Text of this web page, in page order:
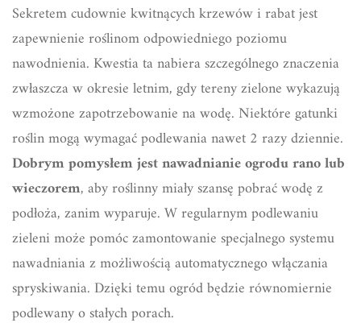
Sekretem cudownie kwitnących krzewów i rabat jest
zapewnienie roślinom odpowiedniego poziomu
nawodnienia. Kwestia ta nabiera szczególnego znaczenia
zwłaszcza w okresie letnim, gdy tereny zielone wykazują
wzmożone zapotrzebowanie na wodę. Niektóre gatunki
roślin mogą wymagać podlewania nawet 2 razy dziennie.
Dobrym pomysłem jest nawadnianie ogrodu rano lub
wieczorem, aby roślinny miały szansę pobrać wodę z
podłoża, zanim wyparuje. W regularnym podlewaniu
zieleni może pomóc zamontowanie specjalnego systemu
nawadniania z możliwością automatycznego włączania
spryskiwania. Dzięki temu ogród będzie równomiernie
podlewany o stałych porach.